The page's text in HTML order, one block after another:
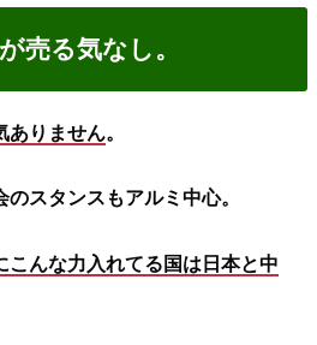
売る気なし。
ありません。
スタンスもアルミ中心。
こんな力入れてる国は日本と中